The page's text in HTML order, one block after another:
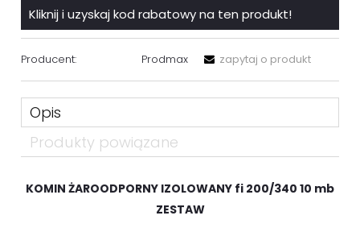
Kliknij i uzyskaj kod rabatowy na ten produkt!
Producent: Prodmax zapytaj o produkt
Opis
Produkty powiązane
KOMIN ŻAROODPORNY IZOLOWANY fi 200/340 10 mb
ZESTAW